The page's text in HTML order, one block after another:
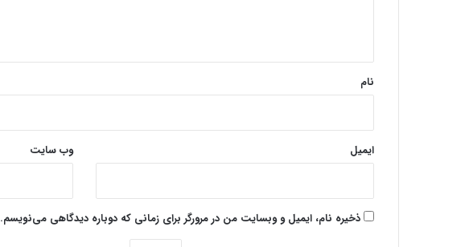
نام
ایمیل وب‌ سایت
ذخیره نام، ایمیل و وبسایت من در مرورگر برای زمانی که دوباره دیدگاهی می‌نویسم.